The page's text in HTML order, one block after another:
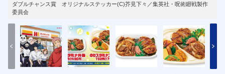
ダブルチャンス賞 オリジナルステッカー(C)芥見下々／集英社・呪術廻戦製作
委員会